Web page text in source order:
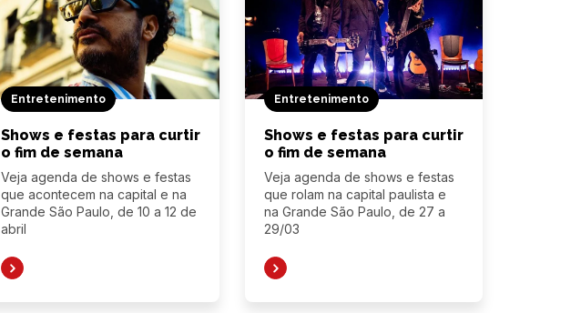
Entretenimento
Shows e festas para curtir
o fim de semana
Veja agenda de shows e festas
que acontecem na capital e na
Grande São Paulo, de 10 a 12 de
abril
Entretenimento
Shows e festas para curtir
o fim de semana
Veja agenda de shows e festas
que rolam na capital paulista e
na Grande São Paulo, de 27 a
29/03